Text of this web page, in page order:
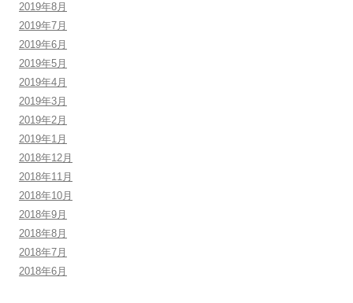
2019年8月
2019年7月
2019年6月
2019年5月
2019年4月
2019年3月
2019年2月
2019年1月
2018年12月
2018年11月
2018年10月
2018年9月
2018年8月
2018年7月
2018年6月